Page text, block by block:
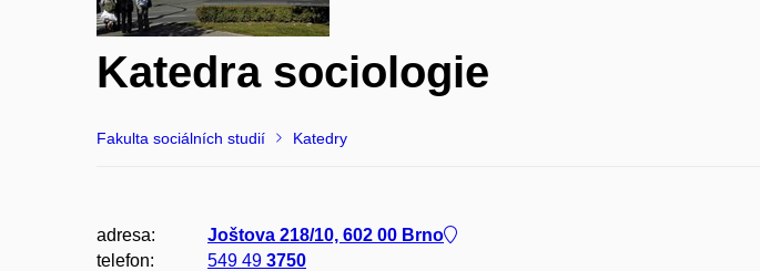
Katedra sociologie
Fakulta sociálních studií Katedry
adresa:
Joštova 218/10, 602 00 Brno
telefon:
549 49 3750